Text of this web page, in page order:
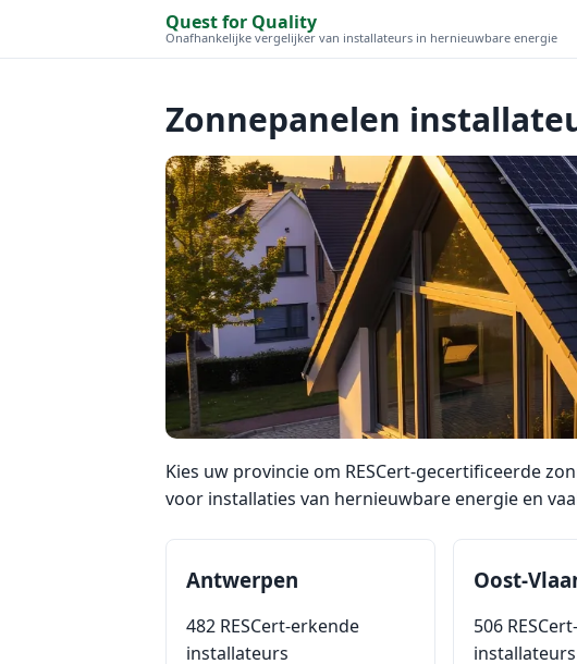
Quest for Quality
Onafhankelijke vergelijker van installateurs in hernieuwbare energie
Zonnepanelen
Kies uw provincie om RESCert-gecertificeerde
voor installaties van hernieuwbare energie en
Antwerpen
482 RESCert-erkende
installateurs
Oost-
506
installateurs